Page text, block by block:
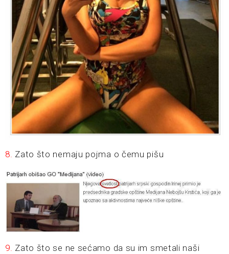
8. Zato što nemaju pojma o čemu pišu
9. Zato što se ne sećamo da su im smetali naši